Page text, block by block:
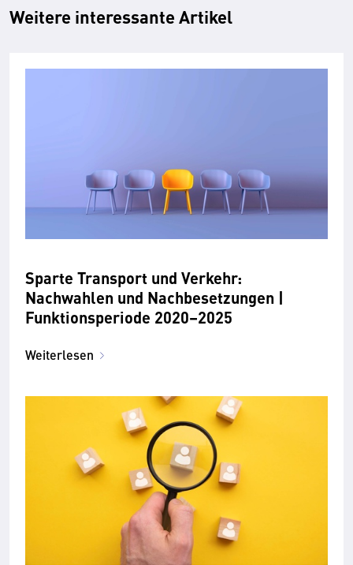
Weitere interessante Artikel
Sparte Transport und Verkehr:
Nachwahlen und Nachbesetzungen |
Funktionsperiode 2020–2025
Weiterlesen